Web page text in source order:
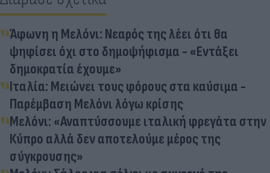
Άφωνη η Μελόνι: Νεαρός της λέει ότι θα
ψηφίσει όχι στο δημοψήφισμα - «Εντάξει
δημοκρατία έχουμε»
Ιταλία: Μειώνει τους φόρους στα καύσιμα -
Παρέμβαση Μελόνι λόγω κρίσης
Μελόνι: «Αναπτύσσουμε ιταλική φρεγάτα στην
Κύπρο αλλά δεν αποτελούμε μέρος της
σύγκρουσης»